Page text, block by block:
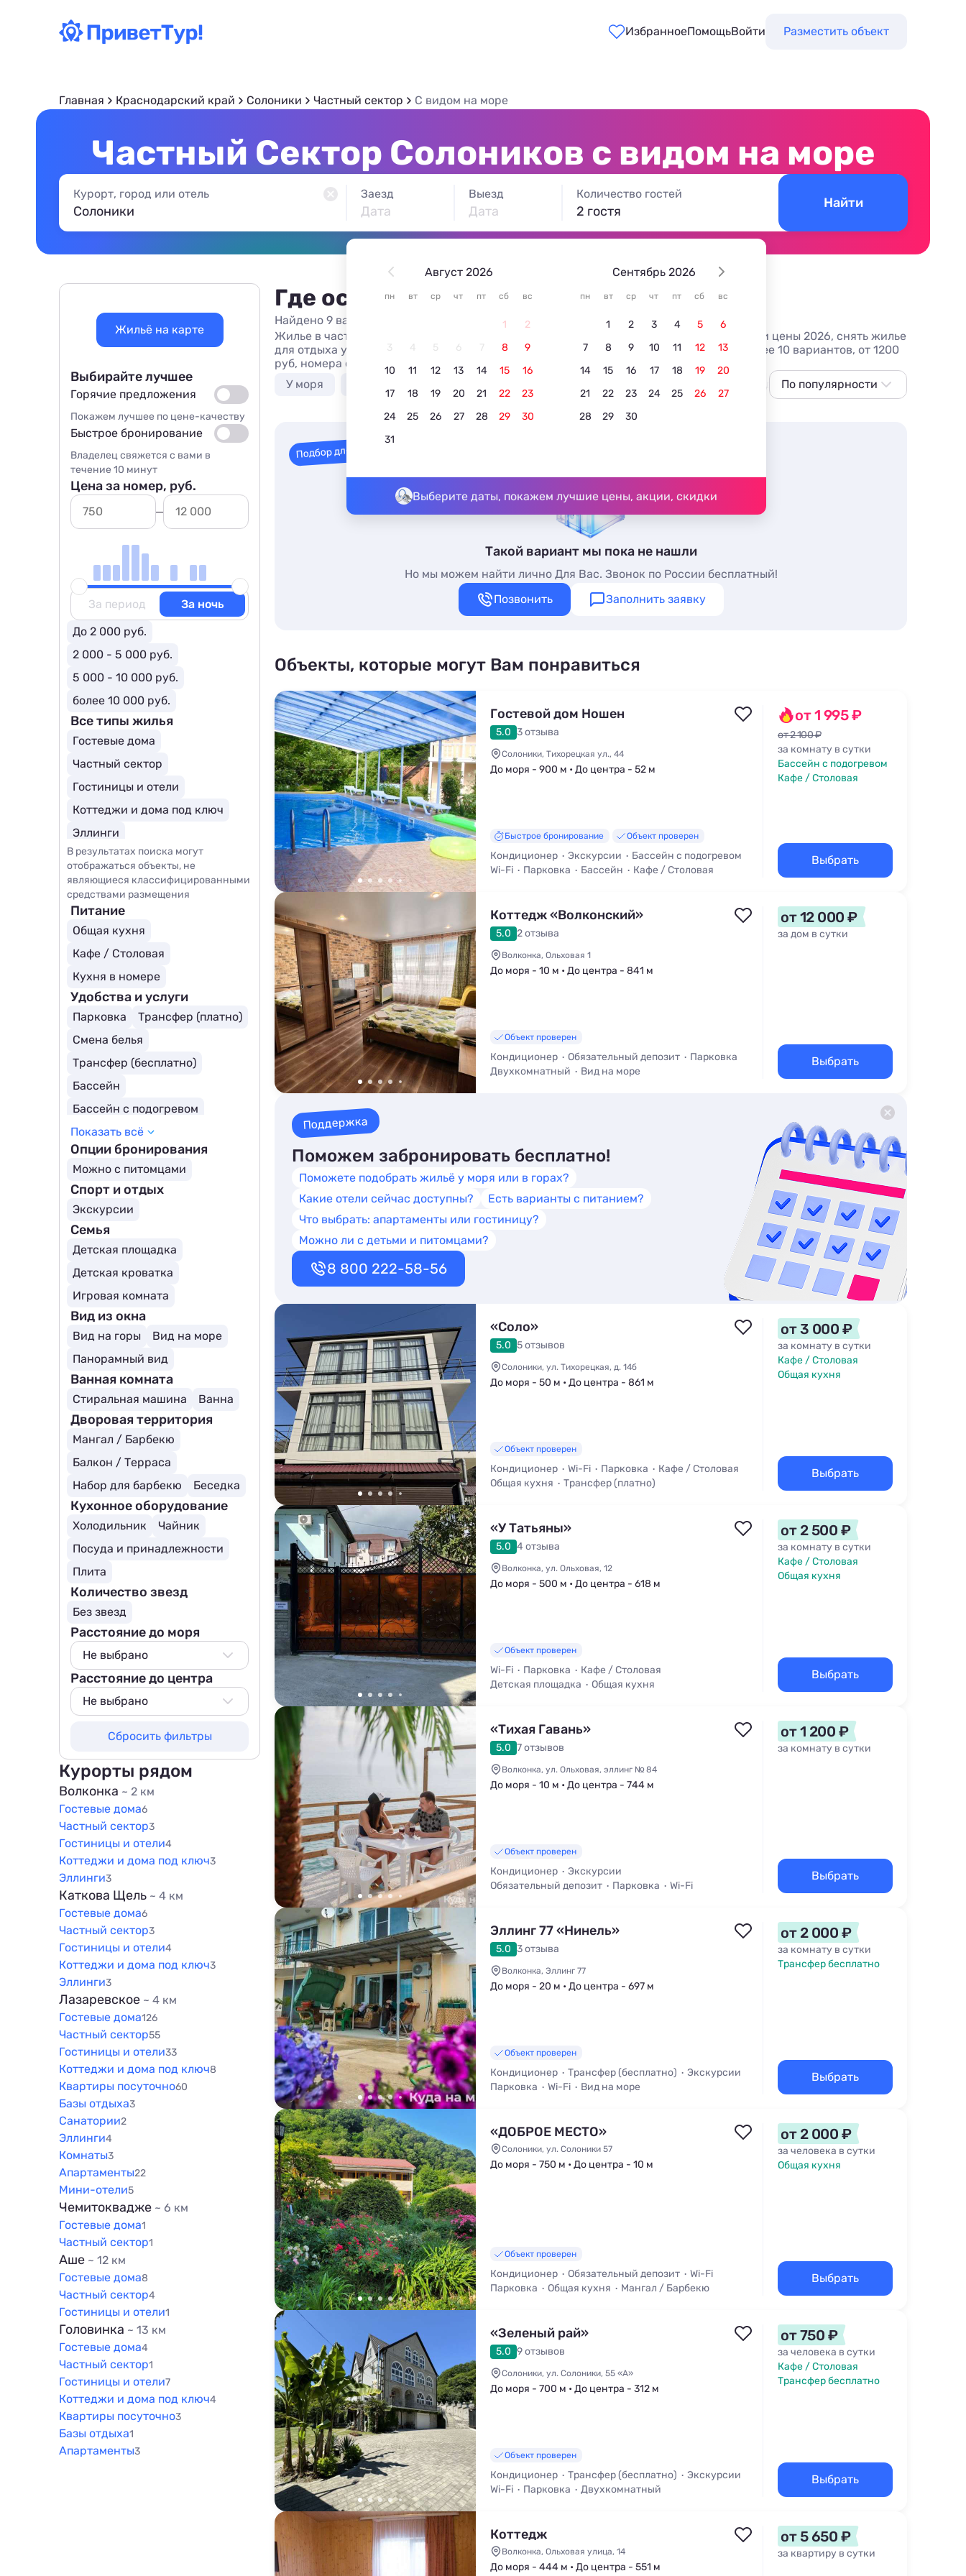
ИзбранноеПомощьВойти Разместить объект
Главная Краснодарский край Солоники Частный сектор С видом на море
Частный Сектор Солоников с видом на море
Курорт, город или отель Заезд
Дата
Выезд
Дата
Август 2026
пн вт ср чт пт сб вс
1
2
3
4 5 6 7 8
9
10
11 12 13 14 15
16
17
18 19 20 21 22
23
24
25 26 27 28 29
30
31
Сентябрь 2026
пн вт ср чт пт сб вс
1 2 3 4 5
6
7
8 9 10 11 12
13
14
15 16 17 18 19
20
21
22 23 24 25 26
27
28
29 30
Выберите даты, покажем лучшие цены, акции, скидки
Количество гостей
2 гостя
Найти
Где остановиться в Солониках
Найдено 9 вариантов жилья из 9
Жилье в частном секторе Солоников с видом на море: отзывы жильцов, фото номеров и цены 2026, снять жилье
для отдыха у моря без посредников. Частный сектор Солоников с видом на море - более 10 вариантов, от 1200
руб, номера с общей кухней, кухней в номере и трансфером (платно).
У моря
Для отдыха с детьми Лучшие
По популярности
Подбор для вас
Такой вариант мы пока не нашли
Но мы можем найти лично Для Вас. Звонок по России бесплатный!
Позвонить
Заполнить заявку
Объекты, которые могут Вам понравиться
Гостевой дом Ношен
5.0 3 отзыва
Солоники, Тихорецкая ул., 44
До моря - 900 м • До центра - 52 м
Быстрое бронирование Объект проверен
Кондиционер Экскурсии
Бассейн с подогревом
Wi-Fi
Парковка Бассейн Кафе / Столовая
от 1 995 ₽
от 2 100 ₽
за комнату в сутки
Бассейн с подогревом
Кафе / Столовая
Выбрать
Коттедж «Волконский»
5.0 2 отзыва
Волконка, Ольховая 1
До моря - 10 м • До центра - 841 м
Объект проверен
Кондиционер Обязательный депозит
Парковка
Двухкомнатный
Вид на море
от 12 000 ₽
за дом в сутки
Выбрать
Поддержка
Поможем забронировать бесплатно!
Поможете подобрать жильё у моря или в горах?
Какие отели сейчас доступны?
Есть варианты с питанием?
Что выбрать: апартаменты или гостиницу?
Можно ли с детьми и питомцами?
8 800 222-58-56
«Соло»
5.0 5 отзывов
Солоники, ул. Тихорецкая, д. 14б
До моря - 50 м • До центра - 861 м
Объект проверен
Кондиционер Wi-Fi Парковка
Кафе / Столовая
Общая кухня
Трансфер (платно)
от 3 000 ₽
за комнату в сутки
Кафе / Столовая
Общая кухня
Выбрать
«У Татьяны»
5.0 4 отзыва
Волконка, ул. Ольховая, 12
До моря - 500 м • До центра - 618 м
Объект проверен
Wi-Fi Парковка
Кафе / Столовая
Детская площадка
Общая кухня
от 2 500 ₽
за комнату в сутки
Кафе / Столовая
Общая кухня
Выбрать
«Тихая Гавань»
5.0 7 отзывов
Волконка, ул. Ольховая, эллинг № 84
До моря - 10 м • До центра - 744 м
Объект проверен
Кондиционер
Экскурсии
Обязательный депозит
Парковка
Wi-Fi
от 1 200 ₽
за комнату в сутки
Выбрать
Эллинг 77 «Нинель»
5.0 3 отзыва
Волконка, Эллинг 77
До моря - 20 м • До центра - 697 м
Объект проверен
Кондиционер Трансфер (бесплатно)
Экскурсии
Парковка
Wi-Fi
Вид на море
от 2 000 ₽
за комнату в сутки
Трансфер бесплатно
Выбрать
«ДОБРОЕ МЕСТО»
Солоники, ул. Солоники 57
До моря - 750 м • До центра - 10 м
Объект проверен
Кондиционер Обязательный депозит
Wi-Fi
Парковка
Общая кухня
Мангал / Барбекю
от 2 000 ₽
за человека в сутки
Общая кухня
Выбрать
«Зеленый рай»
5.0 9 отзывов
Солоники, ул. Солоники, 55 «А»
До моря - 700 м • До центра - 312 м
Объект проверен
Кондиционер Трансфер (бесплатно)
Экскурсии
Wi-Fi
Парковка
Двухкомнатный
от 750 ₽
за человека в сутки
Кафе / Столовая
Трансфер бесплатно
Выбрать
Коттедж
Волконка, Ольховая улица, 14
До моря - 444 м • До центра - 551 м
от 5 650 ₽
за квартиру в сутки
Жильё на карте
Выбирайте лучшее
Горячие предложения
Покажем лучшее по цене-качеству
Быстрое бронирование
Владелец свяжется с вами в
течение 10 минут
Цена за номер, руб.
За период
За ночь
До 2 000 руб.
2 000 - 5 000 руб.
5 000 - 10 000 руб.
более 10 000 руб.
Все типы жилья
Гостевые дома
Частный сектор
Гостиницы и отели
Коттеджи и дома под ключ
Эллинги
В результатах поиска могут
отображаться объекты, не
являющиеся классифицированными
средствами размещения
Питание
Общая кухня
Кафе / Столовая
Кухня в номере
Удобства и услуги
Парковка
Трансфер (платно)
Смена белья
Трансфер (бесплатно)
Бассейн
Бассейн с подогревом
Открытый бассейн
Охраняемая территория
Показать всё
Опции бронирования
Можно с питомцами
Спорт и отдых
Экскурсии
Семья
Детская площадка
Детская кроватка
Игровая комната
Вид из окна
Вид на горы
Вид на море
Панорамный вид
Ванная комната
Стиральная машина Ванна
Дворовая территория
Мангал / Барбекю
Балкон / Терраса
Набор для барбекю
Беседка
Кухонное оборудование
Холодильник
Чайник
Посуда и принадлежности
Плита
Количество звезд
Без звезд
Расстояние до моря
Не выбрано
Не выбрано
50 м
200 м
500 м
800 м
1000 м
1500 м
Расстояние до центра
Не выбрано
100 м
200 м
500 м
800 м
1000 м
1500 м
Сбросить фильтры
Курорты рядом
Волконка ~ 2 км
Гостевые дома6
Частный сектор3
Гостиницы и отели4
Коттеджи и дома под ключ3
Эллинги3
Каткова Щель ~ 4 км
Гостевые дома6
Частный сектор3
Гостиницы и отели4
Коттеджи и дома под ключ3
Эллинги3
Лазаревское ~ 4 км
Гостевые дома126
Частный сектор55
Гостиницы и отели33
Коттеджи и дома под ключ8
Квартиры посуточно60
Базы отдыха3
Санатории2
Эллинги4
Комнаты3
Апартаменты22
Мини-отели5
Чемитоквадже ~ 6 км
Гостевые дома1
Частный сектор1
Аше ~ 12 км
Гостевые дома8
Частный сектор4
Гостиницы и отели1
Головинка ~ 13 км
Гостевые дома4
Частный сектор1
Гостиницы и отели7
Коттеджи и дома под ключ4
Квартиры посуточно3
Базы отдыха1
Апартаменты3